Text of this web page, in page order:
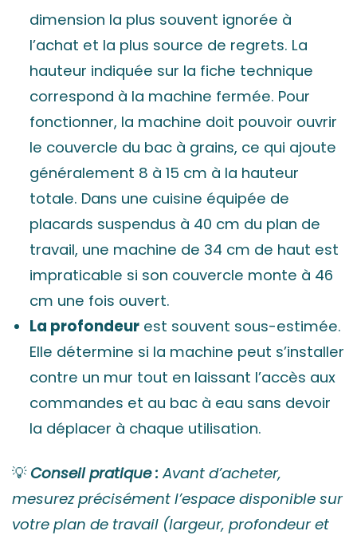
dimension la plus souvent ignorée à
l’achat et la plus source de regrets. La
hauteur indiquée sur la fiche technique
correspond à la machine fermée. Pour
fonctionner, la machine doit pouvoir ouvrir
le couvercle du bac à grains, ce qui ajoute
généralement 8 à 15 cm à la hauteur
totale. Dans une cuisine équipée de
placards suspendus à 40 cm du plan de
travail, une machine de 34 cm de haut est
impraticable si son couvercle monte à 46
cm une fois ouvert.
La profondeur est souvent sous-estimée.
Elle détermine si la machine peut s’installer
contre un mur tout en laissant l’accès aux
commandes et au bac à eau sans devoir
la déplacer à chaque utilisation.
💡 Conseil pratique : Avant d’acheter,
mesurez précisément l’espace disponible sur
votre plan de travail (largeur, profondeur et